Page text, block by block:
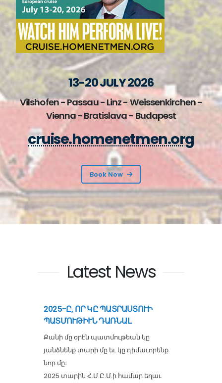
13-20 JULY 2026
Vilshofen - Passau - Linz - Weissenkirchen -
Vienna - Bratislava - Budapest
cruise.homenetmen.org
Book Now
Latest News
2025-Ը, ՈՐ ԿԸ ՊԱՏՐԱՍՏՈՒԻ
ՊԱՏՄՈՒԹԻՒՆ ԴԱՌՆԱԼ
Քանի մը օրէն պատմութեան կը
յանձնենք տարի մը եւ կը դիմաւորենք
նոր մը։
2025 տարին Հ.Մ.Ը.Մ.ի համար եղաւ